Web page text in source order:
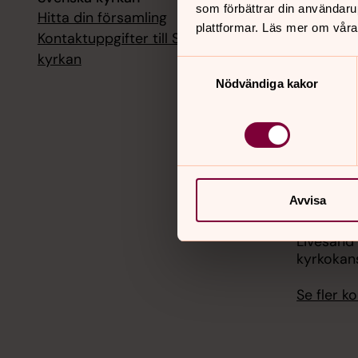
som förbättrar din
plattformar. Läs mer om
Nödvändiga kakor
Avvisa
Hitta din församling
Kontaktuppgifter till Svenska
kyrkan
1
Se fler